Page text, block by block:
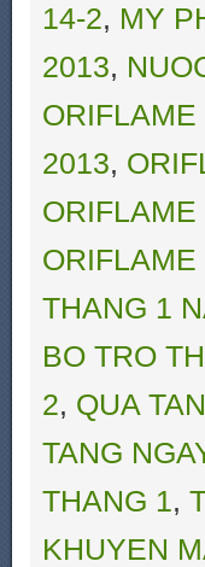
14-2, MY
2013,
2013,
THANG 1
BO TRO
2, QUA
TANG
THANG 1,
KHUYEN